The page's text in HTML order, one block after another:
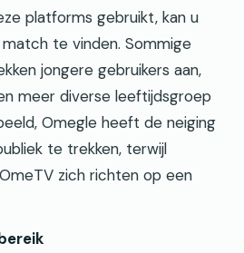
platforms gebruikt, kan u
te vinden. Sommige
jongere gebruikers aan,
meer diverse leeftijdsgroep
Omegle heeft de neiging
te trekken, terwijl
zich richten op een